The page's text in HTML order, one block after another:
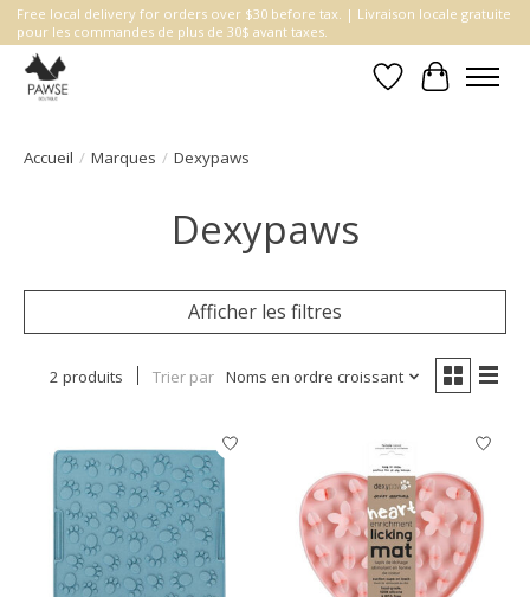
Free local delivery for orders over $30 before tax. | Livraison locale gratuite
pour les commandes de plus de 30$ avant taxes.
Liste dePanier
Accueil / Marques / Dexypaws
Dexypaws
Afficher les filtres
2 produits Trier par Noms en ordre croissant